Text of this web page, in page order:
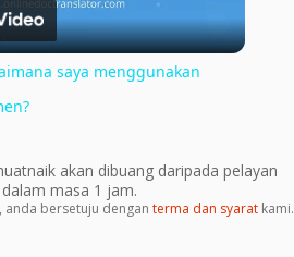
Video
saya menggunakan
akan dibuang daripada pelayan
masa 1 jam.
anda bersetuju dengan terma dan syarat kami.